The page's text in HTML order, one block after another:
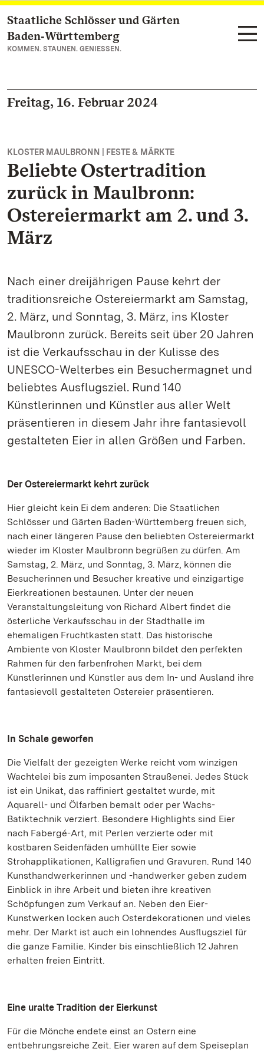
Zum Hauptinhalt springen
Staatliche Schlösser und Gärten
Baden‑Württemberg
KOMMEN. STAUNEN. GENIESSEN.
Freitag, 16. Februar 2024
KLOSTER MAULBRONN | FESTE & MÄRKTE
Beliebte Ostertradition
zurück in Maulbronn:
Ostereiermarkt am 2. und 3.
März
Nach einer dreijährigen Pause kehrt der
traditionsreiche Ostereiermarkt am Samstag,
2. März, und Sonntag, 3. März, ins Kloster
Maulbronn zurück. Bereits seit über 20 Jahren
ist die Verkaufsschau in der Kulisse des
UNESCO-Welterbes ein Besuchermagnet und
beliebtes Ausflugsziel. Rund 140
Künstlerinnen und Künstler aus aller Welt
präsentieren in diesem Jahr ihre fantasievoll
gestalteten Eier in allen Größen und Farben.
Der Ostereiermarkt kehrt zurück
Hier gleicht kein Ei dem anderen: Die Staatlichen
Schlösser und Gärten Baden-Württemberg freuen sich,
nach einer längeren Pause den beliebten Ostereiermarkt
wieder im Kloster Maulbronn begrüßen zu dürfen. Am
Samstag, 2. März, und Sonntag, 3. März, können die
Besucherinnen und Besucher kreative und einzigartige
Eierkreationen bestaunen. Unter der neuen
Veranstaltungsleitung von Richard Albert findet die
österliche Verkaufsschau in der Stadthalle im
ehemaligen Fruchtkasten statt. Das historische
Ambiente von Kloster Maulbronn bildet den perfekten
Rahmen für den farbenfrohen Markt, bei dem
Künstlerinnen und Künstler aus dem In- und Ausland ihre
fantasievoll gestalteten Ostereier präsentieren.
In Schale geworfen
Die Vielfalt der gezeigten Werke reicht vom winzigen
Wachtelei bis zum imposanten Straußenei. Jedes Stück
ist ein Unikat, das raffiniert gestaltet wurde, mit
Aquarell- und Ölfarben bemalt oder per Wachs-
Batiktechnik verziert. Besondere Highlights sind Eier
nach Fabergé-Art, mit Perlen verzierte oder mit
kostbaren Seidenfäden umhüllte Eier sowie
Strohapplikationen, Kalligrafien und Gravuren. Rund 140
Kunsthandwerkerinnen und -handwerker geben zudem
Einblick in ihre Arbeit und bieten ihre kreativen
Schöpfungen zum Verkauf an. Neben den Eier-
Kunstwerken locken auch Osterdekorationen und vieles
mehr. Der Markt ist auch ein lohnendes Ausflugsziel für
die ganze Familie. Kinder bis einschließlich 12 Jahren
erhalten freien Eintritt.
Eine uralte Tradition der Eierkunst
Für die Mönche endete einst an Ostern eine
entbehrungsreiche Zeit. Eier waren auf dem Speiseplan